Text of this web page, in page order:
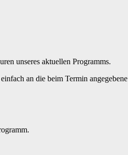
unseres aktuellen Programms.
an die beim Termin angegebene